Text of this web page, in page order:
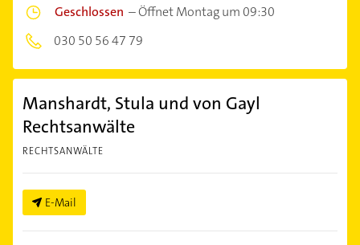
Geschlossen –Öffnet Montag um 09:30
030 50 56 47 79
Manshardt, Stula und von Gayl
Rechtsanwälte
RECHTSANWÄLTE
E-Mail